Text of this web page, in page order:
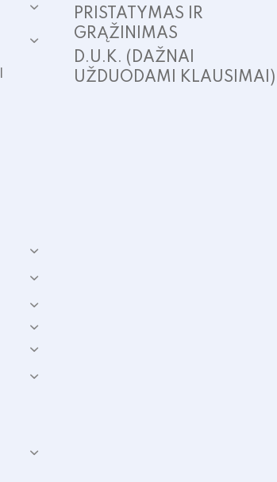
PRISTATYMAS IR
GRĄŽINIMAS
D.U.K. (DAŽNAI
UŽDUODAMI KLAUSIMAI)